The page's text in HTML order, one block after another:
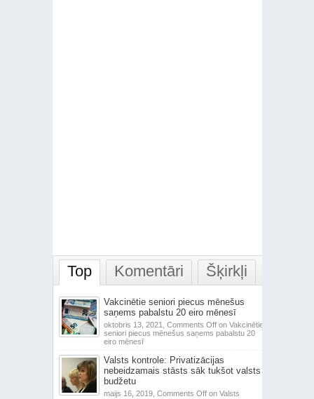
Top Komentāri Šķirkļi
Vakcinētie seniori piecus mēnešus
saņems pabalstu 20 eiro mēnesī
oktobris 13, 2021, Comments Offon Vakcinētie
seniori piecus mēnešus saņems pabalstu 20
eiro mēnesī
Valsts kontrole: Privatizācijas
nebeidzamais stāsts sāk tukšot valsts
budžetu
maijs 16, 2019, Comments Offon Valsts